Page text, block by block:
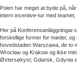
Polen har meget at byde på,
intern incentive-tur med
Her på
forskellige former for møder,
hovedstaden Warszawa, de to
Wroclaw og Krakow og ikke
Østersøkyst; Gdansk, Gdynia